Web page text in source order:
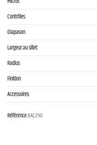
Contrôles
Diapason
Largeur au sillet
Radius
Finition
Accessoires
RéférenceBAC290